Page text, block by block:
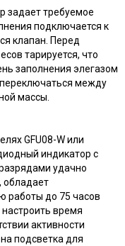
задает требуемое
подключается к
клапан. Перед
тарируется, что
заполнения элегазом
между
массы.
GFU08-W или
индикатор с
удачно
обладает
работы до 75 часов
время
активности
подсветка для